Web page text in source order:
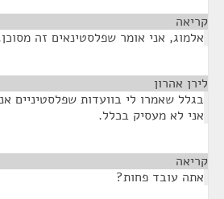
קריאה
אלמוג, אני אומר שפלסטינאים זה
לירן אהרון
בגלל שאמרו לי בוועדות שפלסטיניים
אני לא מעסיק בכלל.
קריאה
אתה עובד פחות?